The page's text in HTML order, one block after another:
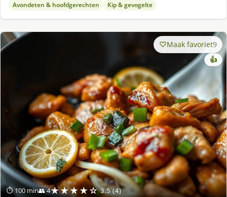
Avondeten & hoofdgerechten Kip & gevogelte
⏱ 100 min👥 4★★★★☆ 3.5 (4)
Maak favoriet9
👍